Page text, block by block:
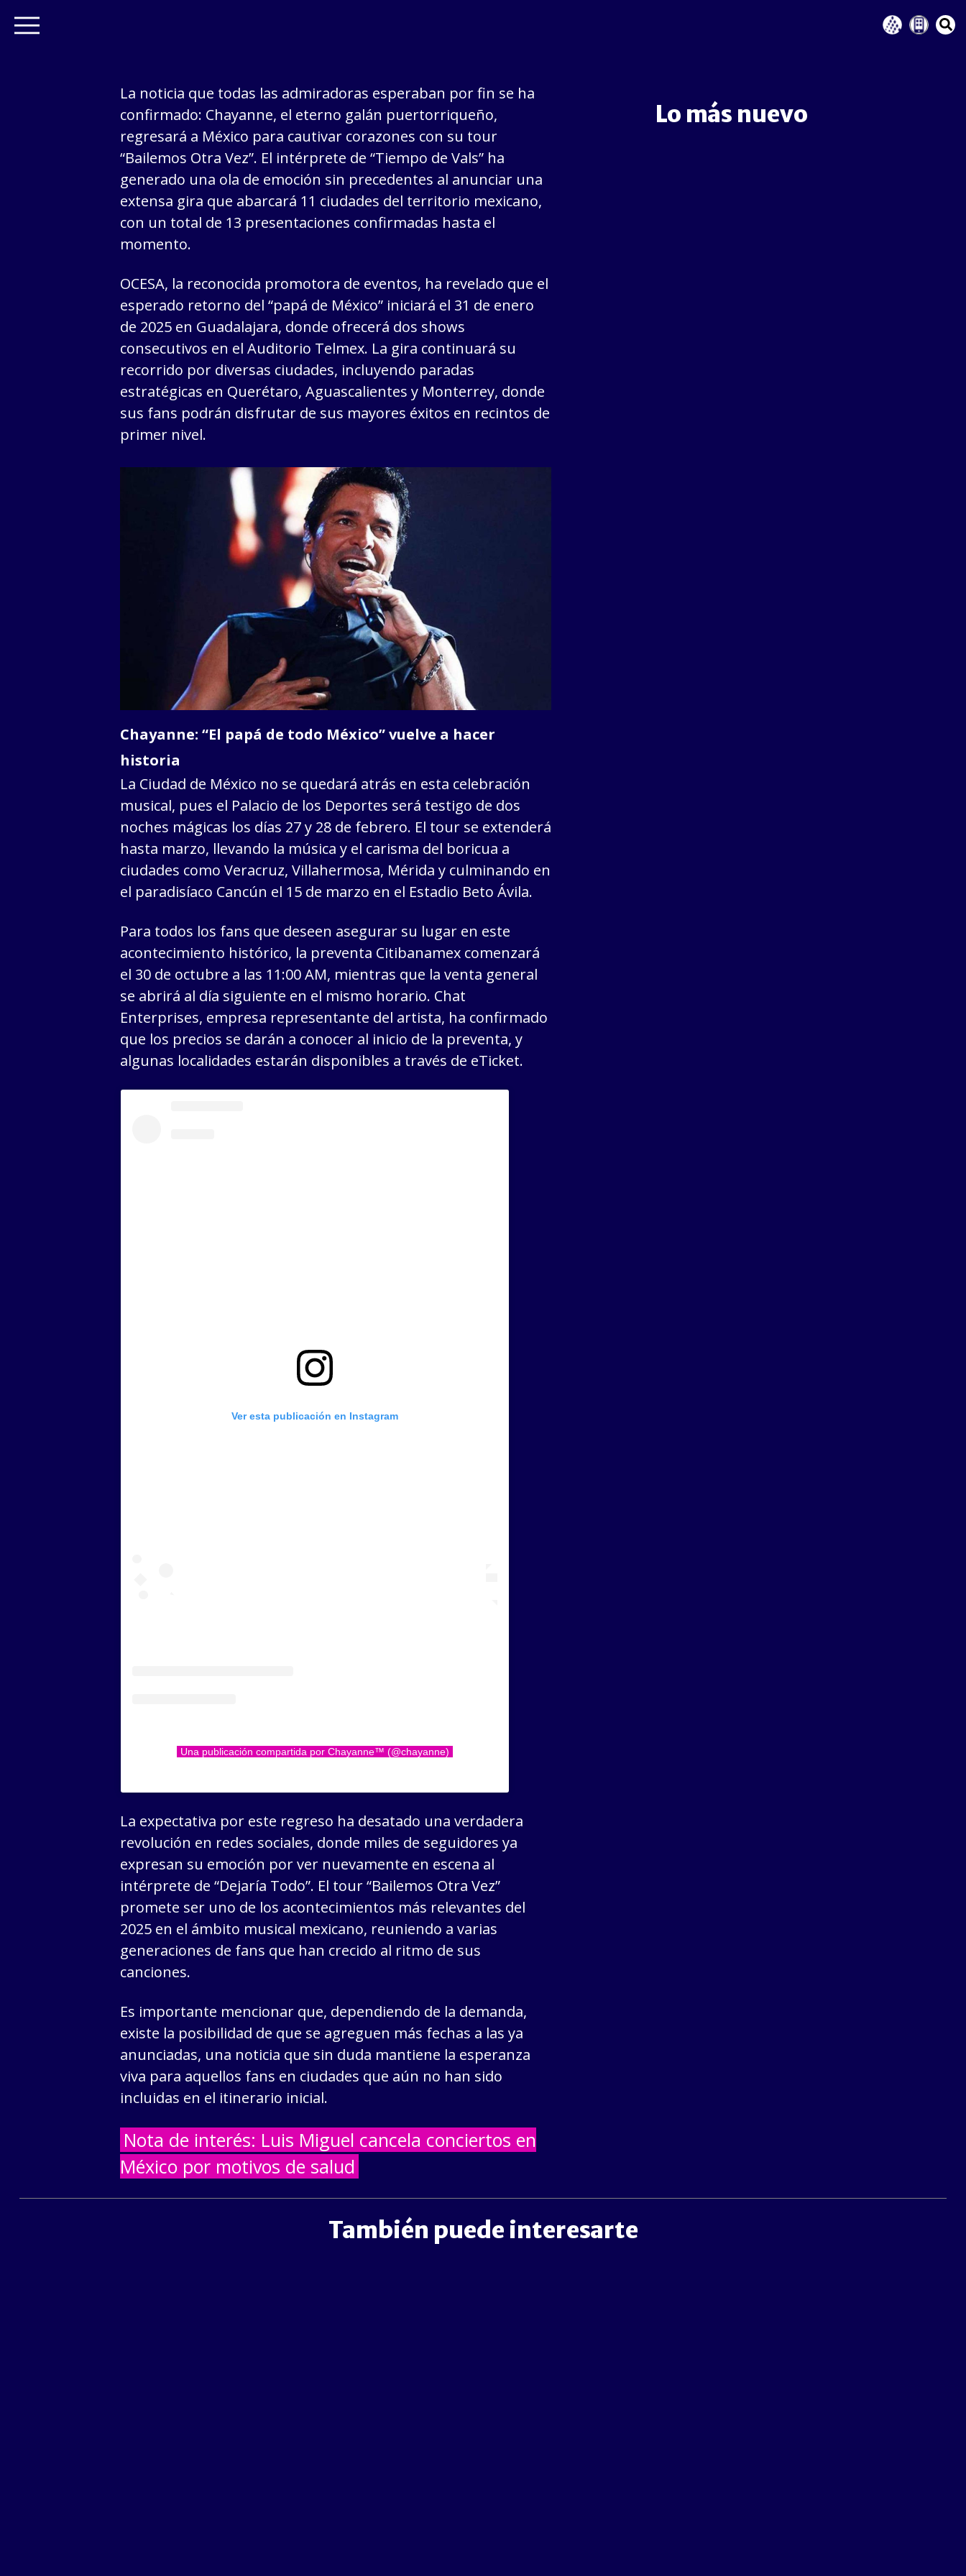
La noticia que todas las admiradoras esperaban por fin se ha
confirmado: Chayanne, el eterno galán puertorriqueño,
regresará a México para cautivar corazones con su tour
“Bailemos Otra Vez”. El intérprete de “Tiempo de Vals” ha
generado una ola de emoción sin precedentes al anunciar una
extensa gira que abarcará 11 ciudades del territorio mexicano,
con un total de 13 presentaciones confirmadas hasta el
momento.
OCESA, la reconocida promotora de eventos, ha revelado que el
esperado retorno del “papá de México” iniciará el 31 de enero
de 2025 en Guadalajara, donde ofrecerá dos shows
consecutivos en el Auditorio Telmex. La gira continuará su
recorrido por diversas ciudades, incluyendo paradas
estratégicas en Querétaro, Aguascalientes y Monterrey, donde
sus fans podrán disfrutar de sus mayores éxitos en recintos de
primer nivel.
Chayanne: “El papá de todo México” vuelve a hacer
historia
La Ciudad de México no se quedará atrás en esta celebración
musical, pues el Palacio de los Deportes será testigo de dos
noches mágicas los días 27 y 28 de febrero. El tour se extenderá
hasta marzo, llevando la música y el carisma del boricua a
ciudades como Veracruz, Villahermosa, Mérida y culminando en
el paradisíaco Cancún el 15 de marzo en el Estadio Beto Ávila.
Para todos los fans que deseen asegurar su lugar en este
acontecimiento histórico, la preventa Citibanamex comenzará
el 30 de octubre a las 11:00 AM, mientras que la venta general
se abrirá al día siguiente en el mismo horario. Chat
Enterprises, empresa representante del artista, ha confirmado
que los precios se darán a conocer al inicio de la preventa, y
algunas localidades estarán disponibles a través de eTicket.
Ver esta publicación en Instagram
Una publicación compartida por Chayanne™ (@chayanne)
La expectativa por este regreso ha desatado una verdadera
revolución en redes sociales, donde miles de seguidores ya
expresan su emoción por ver nuevamente en escena al
intérprete de “Dejaría Todo”. El tour “Bailemos Otra Vez”
promete ser uno de los acontecimientos más relevantes del
2025 en el ámbito musical mexicano, reuniendo a varias
generaciones de fans que han crecido al ritmo de sus
canciones.
Es importante mencionar que, dependiendo de la demanda,
existe la posibilidad de que se agreguen más fechas a las ya
anunciadas, una noticia que sin duda mantiene la esperanza
viva para aquellos fans en ciudades que aún no han sido
incluidas en el itinerario inicial.
Nota de interés: Luis Miguel cancela conciertos en
México por motivos de salud
Lo más nuevo
También puede interesarte